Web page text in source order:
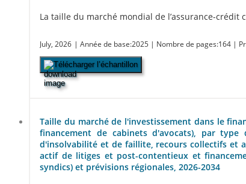
La taille du marché mondial de l’assurance-crédit
July, 2026 | Année de base:2025 | Nombre de pages:164 |
Télécharger l’échantillon
Taille du marché de l'investissement dans le
financement de cabinets d'avocats), par
d'insolvabilité et de faillite, recours collectifs et
actif de litiges et post-contentieux et
syndics) et prévisions régionales, 2026-2034